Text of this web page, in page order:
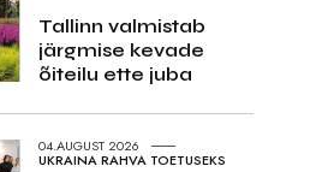
Tallinn valmistab
järgmise kevade
õiteilu ette juba
04.AUGUST 2026
UKRAINA RAHVA TOETUSEKS